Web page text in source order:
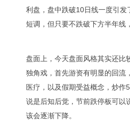
利盘，盘中跌破10日线一度引
短调，但只要不跌破下方半年线
盘面上，今天盘面风格其实还比
独角戏，首先游资有明显的回流
医疗，以及假期受益概念，炒作
说是后知后觉，节前跌停板可以
该会逐渐下降。